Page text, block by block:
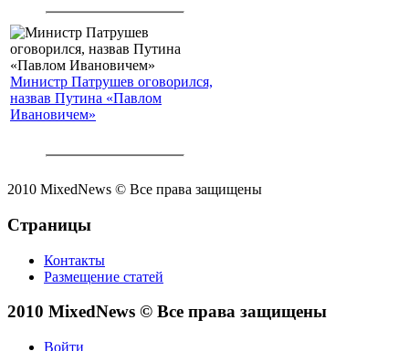
Министр Патрушев оговорился,
назвав Путина «Павлом
Ивановичем»
2010 MixedNews © Все права защищены
Страницы
Контакты
Размещение статей
2010 MixedNews © Все права защищены
Войти